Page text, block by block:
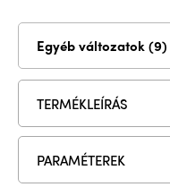
Egyéb változatok (9)
TERMÉKLEÍRÁS
PARAMÉTEREK